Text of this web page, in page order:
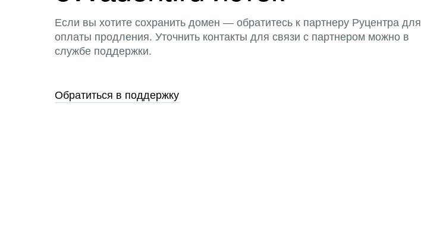
Если вы хотите сохранить домен — обратитесь к партнеру Руцентра для
оплаты продления. Уточнить контакты для связи с партнером можно в
службе поддержки.
Обратиться в поддержку